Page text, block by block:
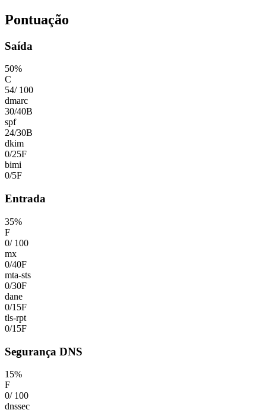
Pontuação
Saída
50%
C
54/ 100
dmarc
30/40B
spf
24/30B
dkim
0/25F
bimi
0/5F
Entrada
35%
F
0/ 100
mx
0/40F
mta-sts
0/30F
dane
0/15F
tls-rpt
0/15F
Segurança DNS
15%
F
0/ 100
dnssec